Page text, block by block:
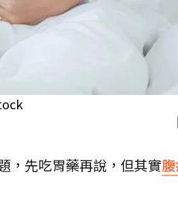
，先吃胃藥再說，但其實